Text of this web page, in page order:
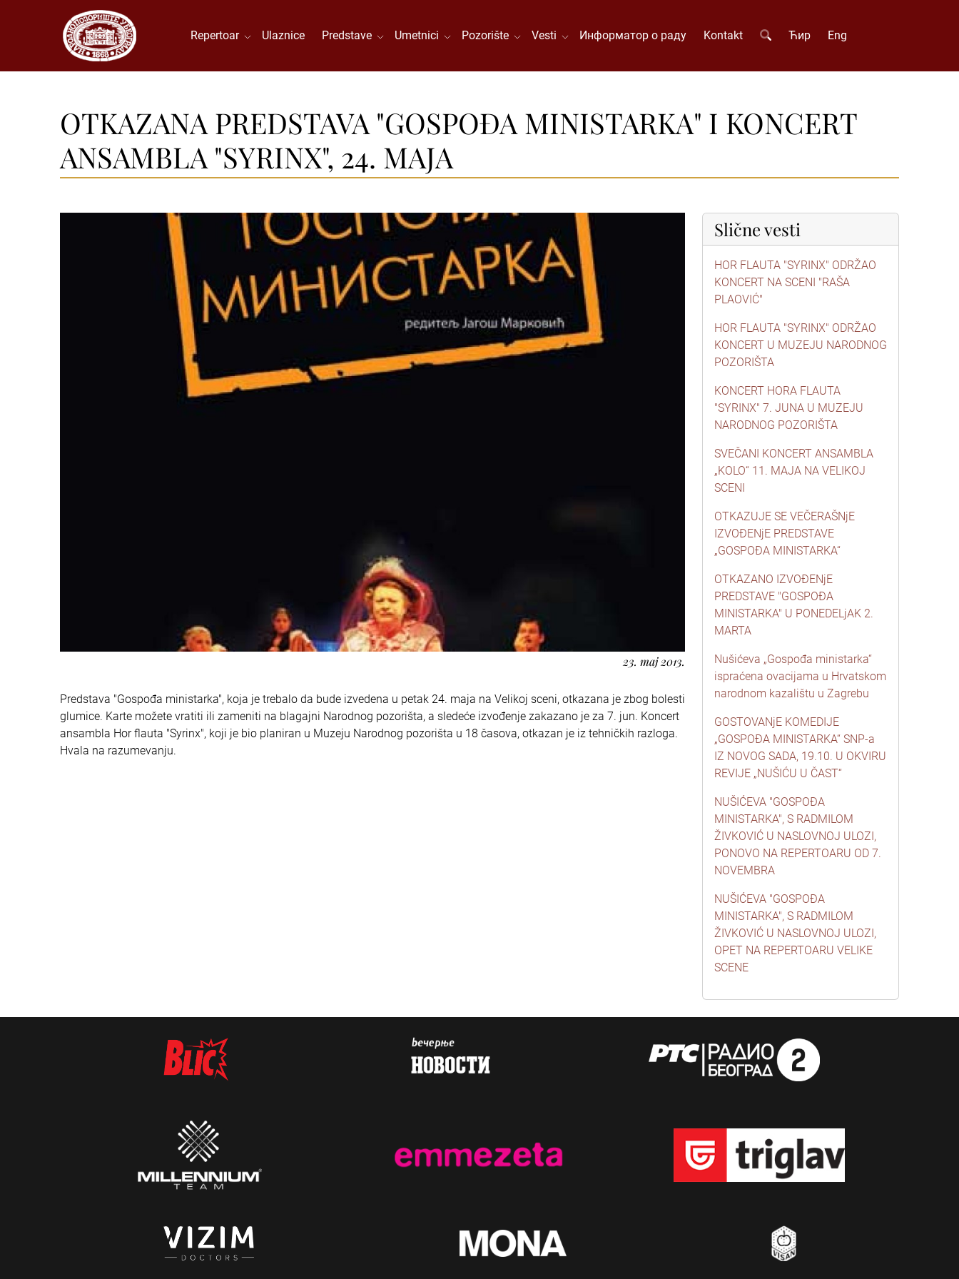
Repertoar Ulaznice Predstave Umetnici Pozorište Vesti Информатор о раду Kontakt Ћир Eng
OTKAZANA PREDSTAVA "GOSPOĐA MINISTARKA" I KONCERT
ANSAMBLA "SYRINX", 24. MAJA
23. maj 2013.
Predstava "Gospođa ministarka", koja je trebalo da bude izvedena u petak 24. maja na Velikoj sceni, otkazana je zbog bolesti
glumice. Karte možete vratiti ili zameniti na blagajni Narodnog pozorišta, a sledeće izvođenje zakazano je za 7. jun. Koncert
ansambla Hor flauta "Syrinx", koji je bio planiran u Muzeju Narodnog pozorišta u 18 časova, otkazan je iz tehničkih razloga.
Hvala na razumevanju.
Slične vesti
HOR FLAUTA "SYRINX" ODRŽAO
KONCERT NA SCENI "RAŠA
PLAOVIĆ"
HOR FLAUTA "SYRINX" ODRŽAO
KONCERT U MUZEJU NARODNOG
POZORIŠTA
KONCERT HORA FLAUTA
"SYRINX" 7. JUNA U MUZEJU
NARODNOG POZORIŠTA
SVEČANI KONCERT ANSAMBLA
„KOLO“ 11. MAJA NA VELIKOJ
SCENI
OTKAZUJE SE VEČERAŠNjE
IZVOĐENjE PREDSTAVE
„GOSPOĐA MINISTARKA“
OTKAZANO IZVOĐENjE
PREDSTAVE "GOSPOĐA
MINISTARKA" U PONEDELjAK 2.
MARTA
Nušićeva „Gospođa ministarka“
ispraćena ovacijama u Hrvatskom
narodnom kazalištu u Zagrebu
GOSTOVANjE KOMEDIJE
„GOSPOĐA MINISTARKA“ SNP-a
IZ NOVOG SADA, 19.10. U OKVIRU
REVIJE „NUŠIĆU U ČAST“
NUŠIĆEVA "GOSPOĐA
MINISTARKA", S RADMILOM
ŽIVKOVIĆ U NASLOVNOJ ULOZI,
PONOVO NA REPERTOARU OD 7.
NOVEMBRA
NUŠIĆEVA "GOSPOĐA
MINISTARKA", S RADMILOM
ŽIVKOVIĆ U NASLOVNOJ ULOZI,
OPET NA REPERTOARU VELIKE
SCENE